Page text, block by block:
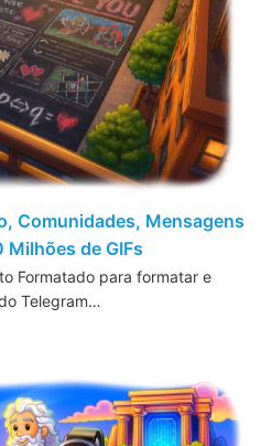
Comunidades, Mensagens
Milhões de GIFs
Formatado para formatar e
Telegram…